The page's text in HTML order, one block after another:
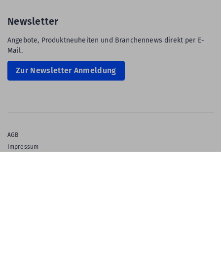
Newsletter
Angebote, Produktneuheiten und Branchennews direkt per E-
Mail.
Zur Newsletter Anmeldung
AGB
Impressum